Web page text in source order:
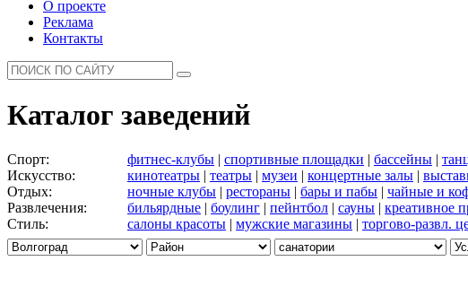
О проекте
Реклама
Контакты
Каталог заведений
Спорт: фитнес-клубы | спортивные площадки | бассейны |
Искусство:
кинотеатры | театры | музеи | концертные залы |
Отдых:
ночные клубы | рестораны | бары и пабы | чайные и
Развлечения:
бильярдные | боулинг | пейнтбол | сауны | креативное
Стиль:
салоны красоты | мужские магазины | торгово-развл.